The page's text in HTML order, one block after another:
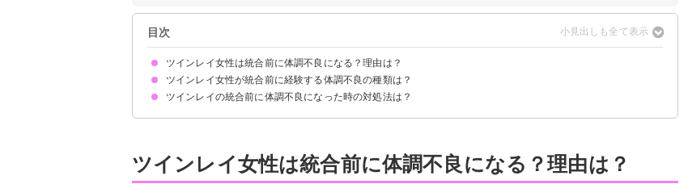
目次
ツインレイ女性は統合前に体調不良になる？理由は？
魂の成長に伴う好転反応
魂の成長に伴うエネルギー消費による疲労
ツインレイ男性との性エネルギー交流の影響
波動が低下している
ツインレイ女性が統合前に経験する体調不良の種類は？
風邪を引く・熱が出る
不眠・過眠などの睡眠障害
頭痛・目眩
胸の痛み・動悸
子宮が疼く
ツインレイの統合前に体調不良になった時の対処法は？
ツインレイ女性は統合前に体調不良になる？理由は？